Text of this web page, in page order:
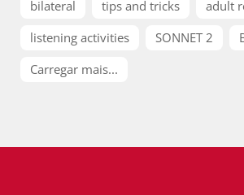
bilateral
tips and tricks
adult
listening activities
SONNET 2
Carregar mais...